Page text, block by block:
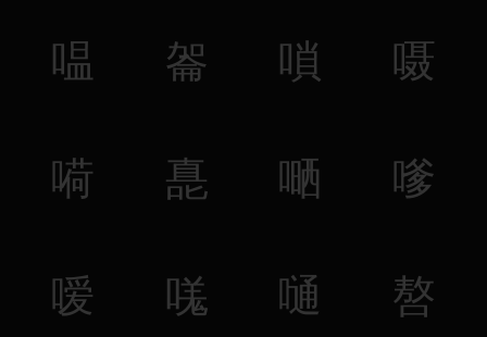
嗢 嗧 嗩 嗫
嗬 嗭 嗮 嗲
嗳 嗴 嗵 嗸